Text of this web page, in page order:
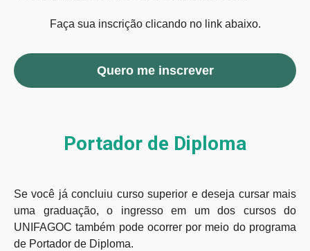
Faça sua inscrição clicando no link abaixo.
Quero me inscrever
Portador de Diploma
Se você já concluiu curso superior e deseja cursar mais
uma graduação, o ingresso em um dos cursos do
UNIFAGOC também pode ocorrer por meio do programa
de Portador de Diploma.